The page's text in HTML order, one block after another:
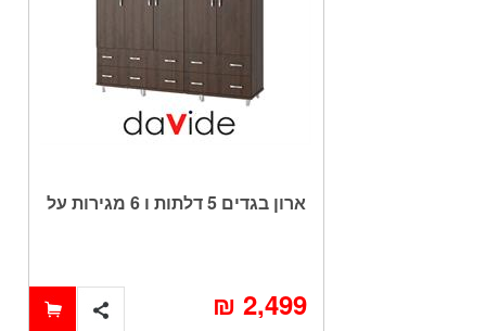
ארון בגדים 5 דלתות ו 6 מגירות על
2,499 ₪